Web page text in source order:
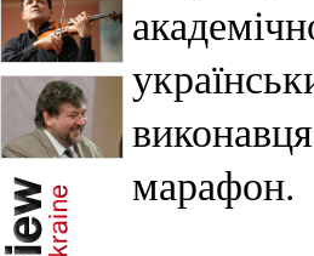
марафон.